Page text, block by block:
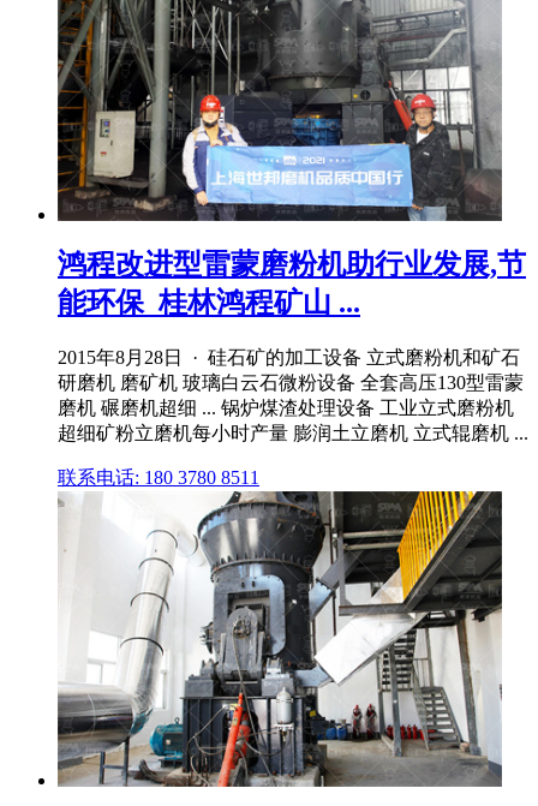
鸿程改进型雷蒙磨粉机助行业发展,节
能环保_桂林鸿程矿山 ...
2015年8月28日 · 硅石矿的加工设备 立式磨粉机和矿石
研磨机 磨矿机 玻璃白云石微粉设备 全套高压130型雷蒙
磨机 碾磨机超细 ... 锅炉煤渣处理设备 工业立式磨粉机
超细矿粉立磨机每小时产量 膨润土立磨机 立式辊磨机 ...
联系电话: 180 3780 8511